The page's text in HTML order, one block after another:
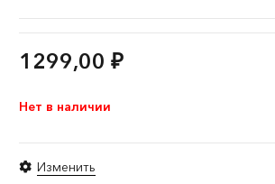
1299,00 ₽
Нет в наличии
Изменить